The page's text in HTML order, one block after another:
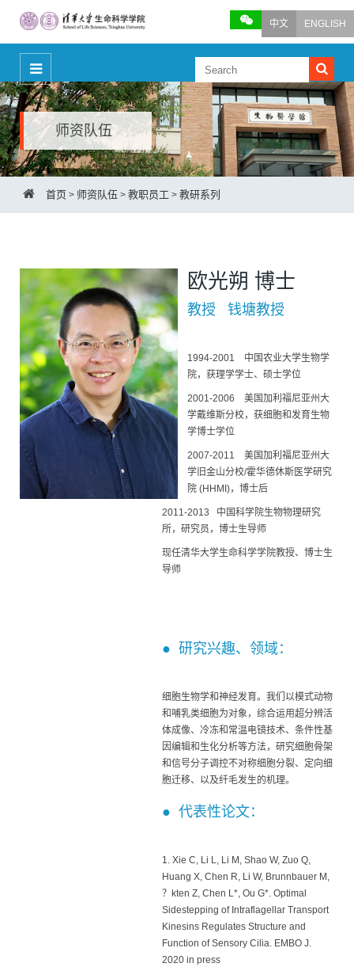
中文 ENGLISH
师资队伍
首页 > 师资队伍 > 教职员工 > 教研系列
欧光朔 博士
教授 钱塘教授
1994-2001 中国农业大学生物学
院，获理学学士、硕士学位
2001-2006 美国加利福尼亚州大
学戴维斯分校，获细胞和发育生物
学博士学位
2007-2011 美国加利福尼亚州大
学旧金山分校/霍华德休斯医学研究
院 (HHMI)，博士后
2011-2013 中国科学院生物物理研究
所，研究员，博士生导师
现任清华大学生命科学学院教授、博士生
导师
● 研究兴趣、领域：
细胞生物学和神经发育。我们以模式动物
和哺乳类细胞为对象，综合运用超分辨活
体成像、冷冻和常温电镜技术、条件性基
因编辑和生化分析等方法，研究细胞骨架
和信号分子调控不对称细胞分裂、定向细
胞迁移、以及纤毛发生的机理。
● 代表性论文：
1. Xie C, Li L, Li M, Shao W, Zuo Q,
Huang X, Chen R, Li W, Brunnbauer M,
？kten Z, Chen L*, Ou G*. Optimal
Sidestepping of Intraflagellar Transport
Kinesins Regulates Structure and
Function of Sensory Cilia. EMBO J.
2020 in press